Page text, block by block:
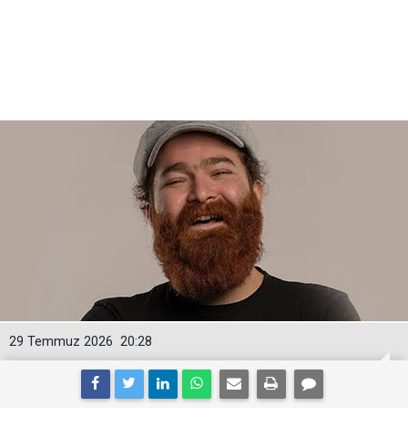
20:28
29 Temmuz 2026